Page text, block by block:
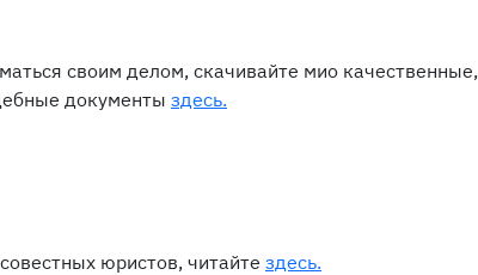
своим делом, скачивайте мио качественные,
документы здесь.
юристов, читайте здесь.